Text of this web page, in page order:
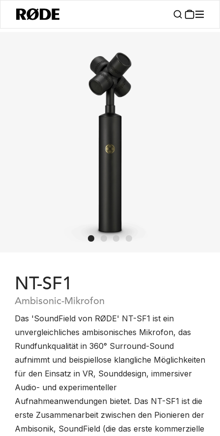
NT-SF1
Ambisonic-Mikrofon
Das 'SoundField von RØDE' NT-SF1 ist ein
unvergleichliches ambisonisches Mikrofon, das
Rundfunkqualität in 360° Surround-Sound
aufnimmt und beispiellose klangliche Möglichkeiten
für den Einsatz in VR, Sounddesign, immersiver
Audio- und experimenteller
Aufnahmeanwendungen bietet. Das NT-SF1 ist die
erste Zusammenarbeit zwischen den Pionieren der
Ambisonik, SoundField (die das erste kommerzielle